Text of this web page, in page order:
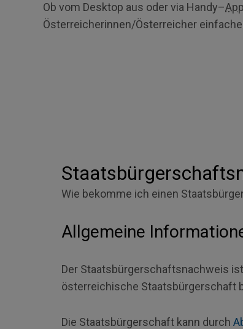
Ob vom Desktop aus oder via Handy–App
Österreicherinnen/Österreicher
Wie bekomme ich einen
Allgemeine
Der Staatsbürgerschaftsnachweis
österreichische Staatsbürgerschaft
Die Staatsbürgerschaft kann durch